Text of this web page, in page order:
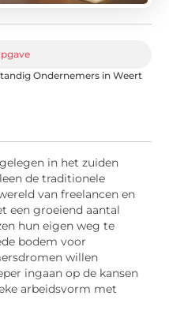
Ondernemers in Weert
in het zuiden
de traditionele
van freelancen en
een groeiend aantal
hun eigen weg te
bodem voor
willen
ingaan op de kansen
arbeidsvorm met